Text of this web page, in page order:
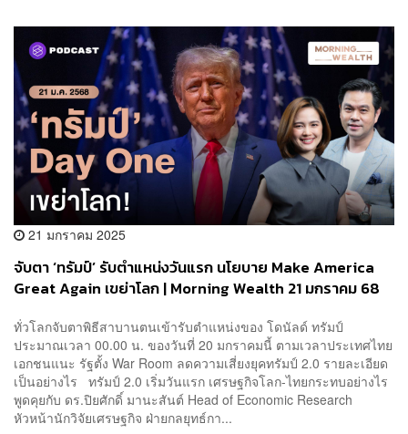
21 มกราคม 2025
จับตา ‘ทรัมป์’ รับตำแหน่งวันแรก นโยบาย Make America
Great Again เขย่าโลก | Morning Wealth 21 มกราคม 68
ทั่วโลกจับตาพิธีสาบานตนเข้ารับตำแหน่งของ โดนัลด์ ทรัมป์
ประมาณเวลา 00.00 น. ของวันที่ 20 มกราคมนี้ ตามเวลาประเทศไทย
เอกชนแนะ รัฐตั้ง War Room ลดความเสี่ยงยุคทรัมป์ 2.0 รายละเอียด
เป็นอย่างไร ทรัมป์ 2.0 เริ่มวันแรก เศรษฐกิจโลก-ไทยกระทบอย่างไร
พูดคุยกับ ดร.ปิยศักดิ์ มานะสันต์ Head of Economic Research
หัวหน้านักวิจัยเศรษฐกิจ ฝ่ายกลยุทธ์กา...